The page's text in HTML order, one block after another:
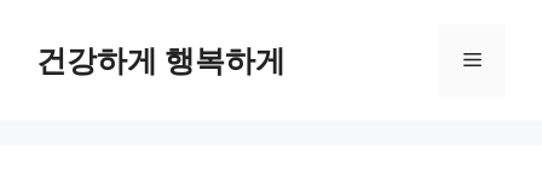
건강하게 행복하게 메